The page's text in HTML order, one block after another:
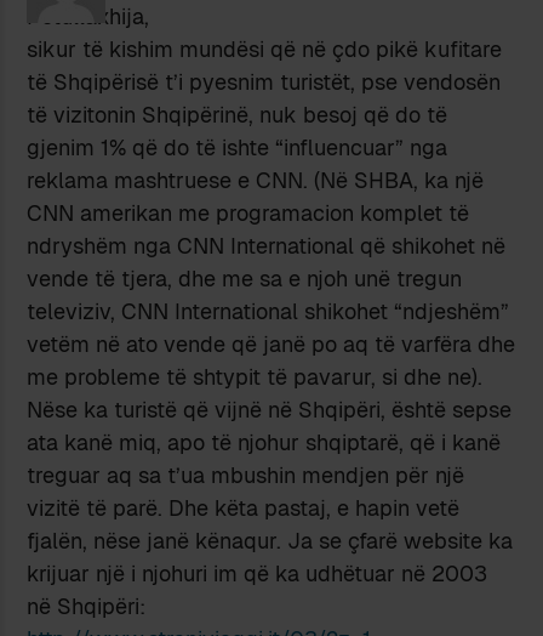
Petullaxhija,
sikur të kishim mundësi që në çdo pikë kufitare
të Shqipërisë t’i pyesnim turistët, pse vendosën
të vizitonin Shqipërinë, nuk besoj që do të
gjenim 1% që do të ishte “influencuar” nga
reklama mashtruese e CNN. (Në SHBA, ka një
CNN amerikan me programacion komplet të
ndryshëm nga CNN International që shikohet në
vende të tjera, dhe me sa e njoh unë tregun
televiziv, CNN International shikohet “ndjeshëm”
vetëm në ato vende që janë po aq të varfëra dhe
me probleme të shtypit të pavarur, si dhe ne).
Nëse ka turistë që vijnë në Shqipëri, është sepse
ata kanë miq, apo të njohur shqiptarë, që i kanë
treguar aq sa t’ua mbushin mendjen për një
vizitë të parë. Dhe këta pastaj, e hapin vetë
fjalën, nëse janë kënaqur. Ja se çfarë website ka
krijuar një i njohuri im që ka udhëtuar në 2003
në Shqipëri: